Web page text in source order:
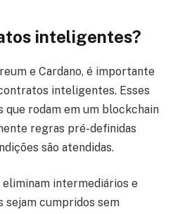
inteligentes?
e Cardano, é importante
inteligentes. Esses
rodam em um blockchain
regras pré-definidas
são atendidas.
intermediários e
sejam cumpridos sem